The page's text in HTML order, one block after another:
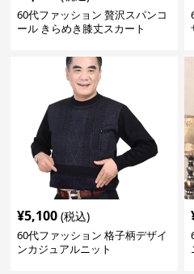
60代ファッション 贅沢スパンコ
ール きらめき膝丈スカート
¥5,100 (税込)
60代ファッション 格子柄デザイ
ンカジュアルニット